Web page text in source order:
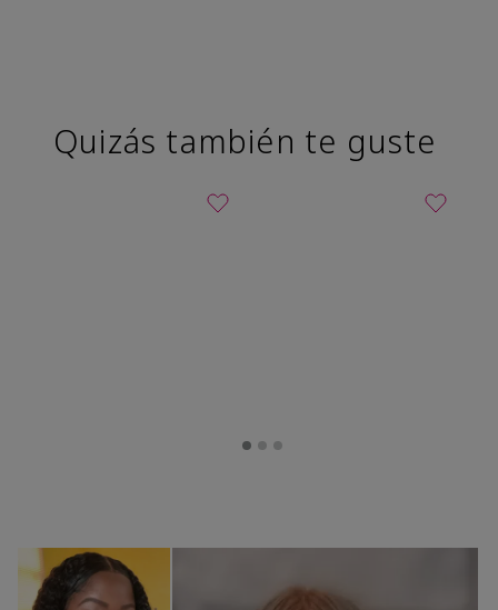
Quizás también te guste